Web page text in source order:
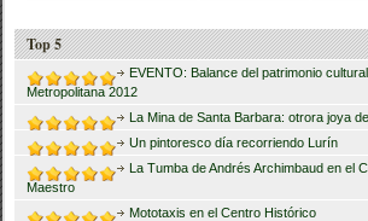
Top 5
EVENTO: Balance del patrimonio
Metropolitana 2012
La Mina de Santa Barbara: otrora joya
Un pintoresco día recorriendo Lurín
La Tumba de Andrés Archimbaud en el
Maestro
Mototaxis en el Centro Histórico